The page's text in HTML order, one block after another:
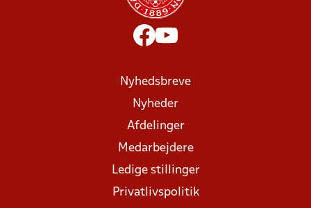
Nyhedsbreve
Nyheder
Afdelinger
Medarbejdere
Ledige stillinger
Privatlivspolitik